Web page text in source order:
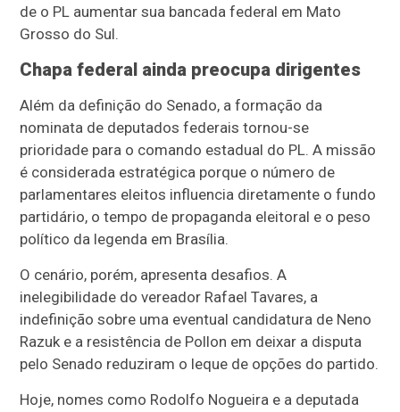
de o PL aumentar sua bancada federal em Mato
Grosso do Sul.
Chapa federal ainda preocupa dirigentes
Além da definição do Senado, a formação da
nominata de deputados federais tornou-se
prioridade para o comando estadual do PL. A missão
é considerada estratégica porque o número de
parlamentares eleitos influencia diretamente o fundo
partidário, o tempo de propaganda eleitoral e o peso
político da legenda em Brasília.
O cenário, porém, apresenta desafios. A
inelegibilidade do vereador Rafael Tavares, a
indefinição sobre uma eventual candidatura de Neno
Razuk e a resistência de Pollon em deixar a disputa
pelo Senado reduziram o leque de opções do partido.
Hoje, nomes como Rodolfo Nogueira e a deputada